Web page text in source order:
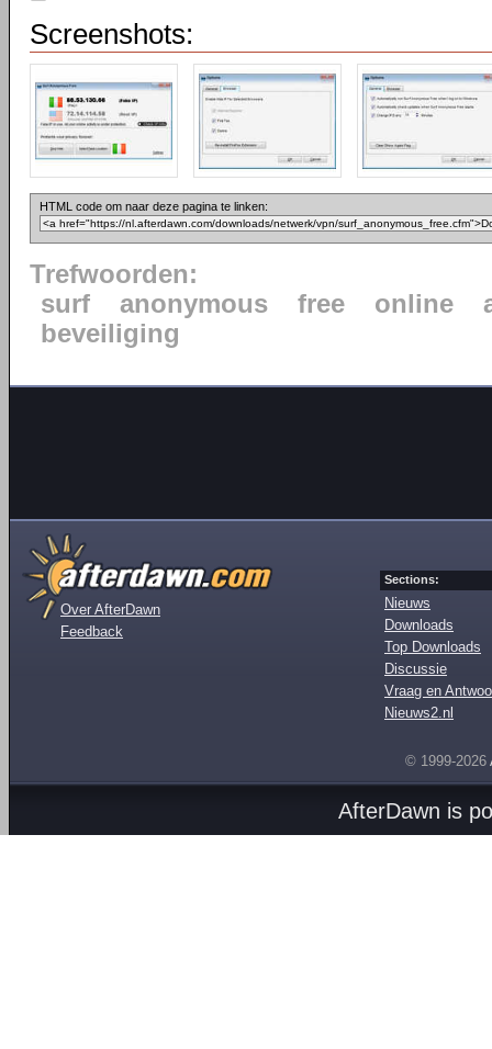
Screenshots:
HTML code om naar deze pagina te linken:
Trefwoorden:
surf
anonymous free online
beveiliging
Over AfterDawn
Feedback
Sections:
Nieuws
Downloads
Top Downloads
Discussie
Vraag en
Nieuws2.nl
© 1999-2026
AfterDawn is